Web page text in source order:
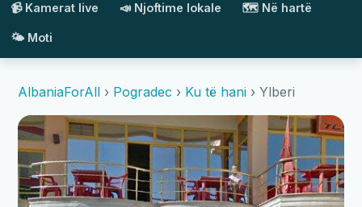
📹 Kamerat live 📣 Njoftime lokale 🗺️ Në hartë
🌤️ Moti
AlbaniaForAll › Pogradec › Ku të hani › Ylberi